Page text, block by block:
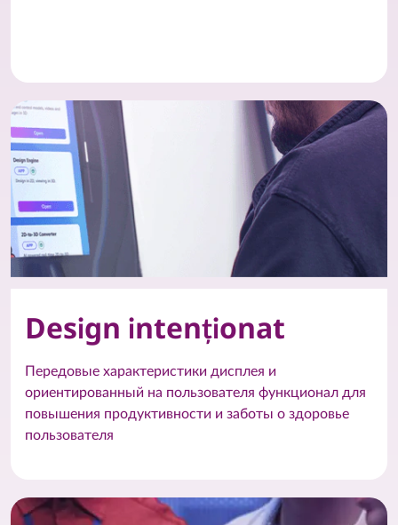
Design intenționat
Передовые характеристики дисплея и
ориентированный на пользователя функционал для
повышения продуктивности и заботы о здоровье
пользователя